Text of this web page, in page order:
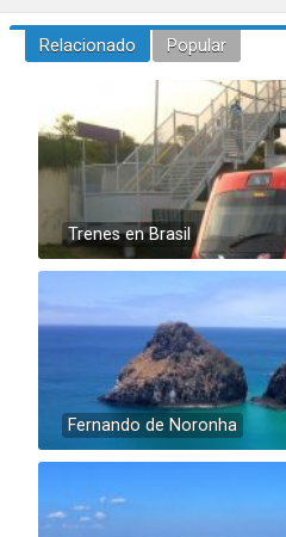
Relacionado Popular
Trenes en Brasil
Fernando de Noronha